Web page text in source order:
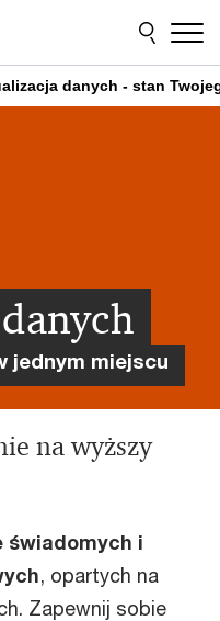
danych - stan
jednym miejscu
na wyższy
świadomych i
, opartych na
Zapewnij sobie